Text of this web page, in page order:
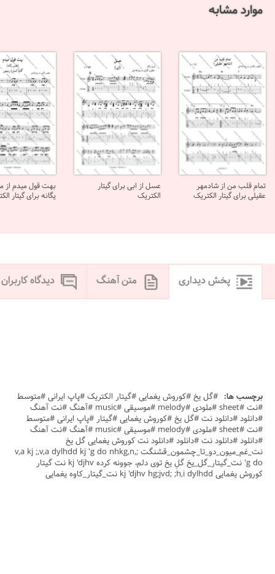
موارد مشابه
تمام قلب من از شادمهر
عقیلی برای گیتار الکتریک
عسل از ابی برای گیتار
الکتریک
بهت قول میدم
یگانه برای گیتار
پخش دیداری متن آهنگ دیدگاه کاربران
برچسب ها: #گل یخ #کوروش یغمایی #گیتار الکتریک #پاپ ایرانی #متوسط
#نت #sheet #ملودی #melody #موسیقی #music #آهنگ #نت آهنگ
#دانلود #دانلود نت #گل یخ #کوروش یغمایی #گیتار #پاپ ایرانی #متوسط
#نت #sheet #ملودی #melody #موسیقی #music #آهنگ #نت آهنگ
#دانلود #دانلود نت #دانلود #دانلود نت کوروش یغمایی گل یخ
نت_غم_میون_دو_تا_چشمون_قشنگت ;,v,a kj ;,v,a dylhdd kj 'g do nhkg,n
'g do نت_گیتار_گل_یخ گلِ یخ توی دلم، جوونه کرده kj 'djhv نت گیتار
کوروش یغمایی kj 'djhv hg;jvd; ;h,i dylhdd نت_گیتار_کاوه یغمایی